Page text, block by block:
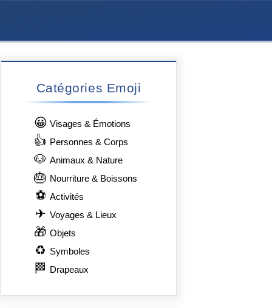
Catégories Emoji
😀 Visages & Émotions
👍 Personnes & Corps
🐶 Animaux & Nature
🎂 Nourriture & Boissons
⚽ Activités
✈ Voyages & Lieux
🎁 Objets
♻ Symboles
🏁 Drapeaux